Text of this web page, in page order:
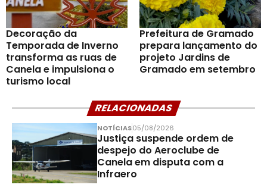
Decoração da
Temporada de Inverno
transforma as ruas de
Canela e impulsiona o
turismo local
Prefeitura de Gramado
prepara lançamento do
projeto Jardins de
Gramado em setembro
RELACIONADAS
NOTÍCIAS05/08/2026
Justiça suspende ordem de
despejo do Aeroclube de
Canela em disputa com a
Infraero